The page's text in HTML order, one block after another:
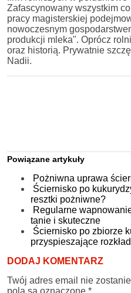
Zafascynowany wszystkim
pracy magisterskiej
nowoczesnym
produkcji mleka". Oprócz
oraz historią. Prywatnie
Nadii.
Powiązane artykuły
Pożniwna uprawa
Ściernisko po
resztki pożniwne?
Regularne
tanie i skuteczne
Ściernisko po zbiorze
przyspieszające
DODAJ KOMENTARZ
Twój adres email nie
pola są oznaczone *